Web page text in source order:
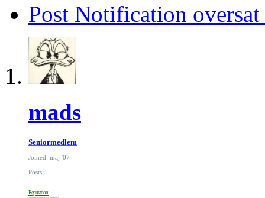
Post Notification oversat
mads
Seniormedlem
Joined: maj '07
Posts:
Reputation: